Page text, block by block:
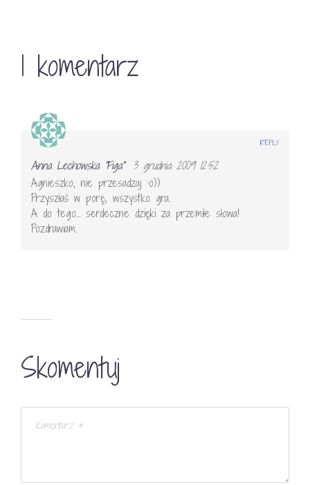
1 komentarz
Anna Lechowska "Figa"
3 grudnia 2009 12:52
Agnieszko, nie przesadzaj :o))
Przyszłaś w porę, wszystko gra..
A do tego… serdeczne dzięki za przemiłe słowa!
Pozdrawiam.
REPLY
Skomentuj